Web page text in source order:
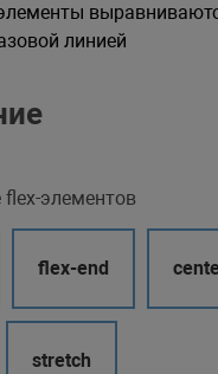
линией
элементов
flex-end
stretch